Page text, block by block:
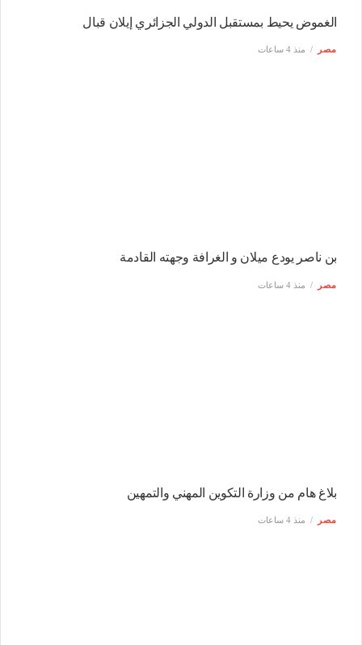
الغموض يحيط بمستقبل الدولي الجزائري إيلان قبال
مصر منذ 4 ساعات
بن ناصر يودع ميلان و الغرافة وجهته القادمة
مصر منذ 4 ساعات
بلاغ هام من وزارة التكوين المهني والتمهين
مصر منذ 4 ساعات